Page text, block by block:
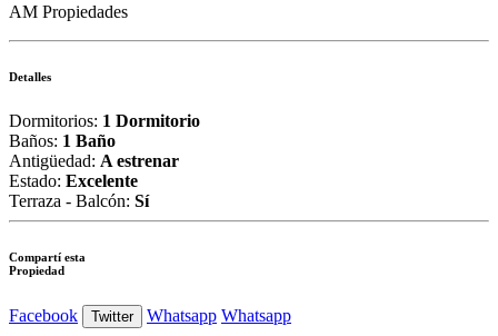
AM Propiedades
Detalles
Dormitorios: 1 Dormitorio
Baños: 1 Baño
Antigüedad: A estrenar
Estado: Excelente
Terraza - Balcón: Sí
Compartí esta
Propiedad
Facebook Twitter Whatsapp Whatsapp